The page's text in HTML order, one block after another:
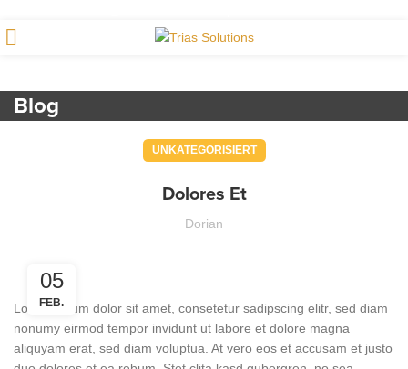
Blog
UNKATEGORISIERT
Dolores Et
Dorian
05
FEB.
Lorem ipsum dolor sit amet, consetetur sadipscing elitr, sed diam
nonumy eirmod tempor invidunt ut labore et dolore magna
aliquyam erat, sed diam voluptua. At vero eos et accusam et justo